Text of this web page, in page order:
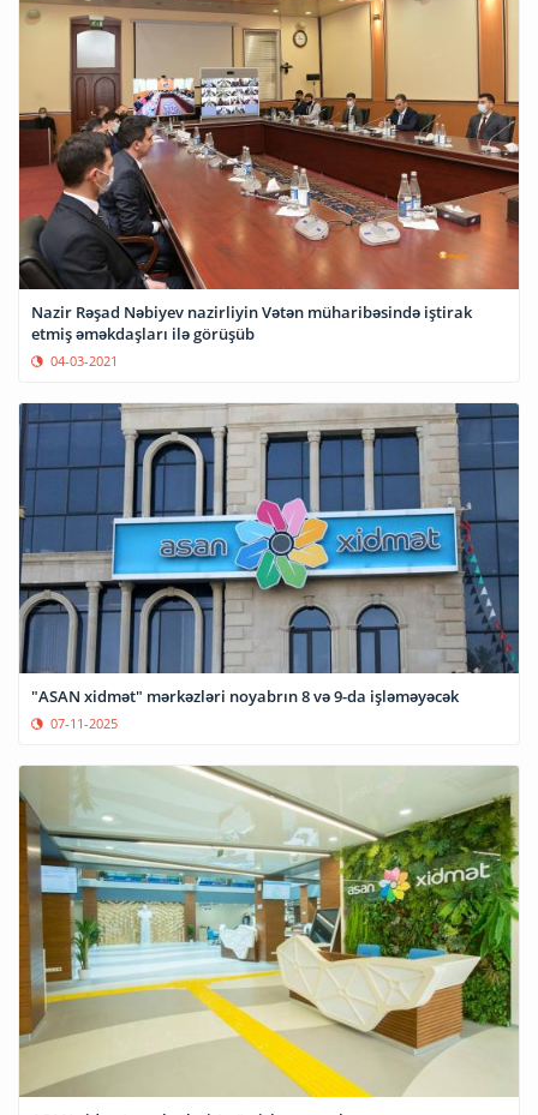
Nazir Rəşad Nəbiyev nazirliyin Vətən müharibəsində iştirak
etmiş əməkdaşları ilə görüşüb
04-03-2021
"ASAN xidmət" mərkəzləri noyabrın 8 və 9-da işləməyəcək
07-11-2025